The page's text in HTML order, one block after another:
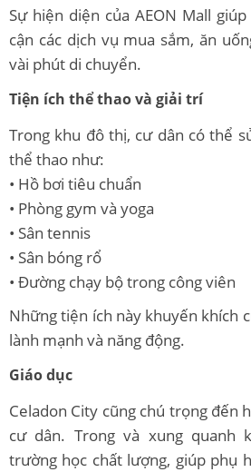
Sự hiện diện của AEON Mall
cận các dịch vụ mua sắm, ăn
vài phút di chuyển.
Tiện ích thể thao và giải trí
Trong khu đô thị, cư dân có thể
thể thao như:
• Hồ bơi tiêu chuẩn
• Phòng gym và yoga
• Sân tennis
• Sân bóng rổ
• Đường chạy bộ trong công viên
Những tiện ích này khuyến khích
lành mạnh và năng động.
Giáo dục
Celadon City cũng chú trọng đến
cư dân. Trong và xung quanh
trường học chất lượng, giúp phụ